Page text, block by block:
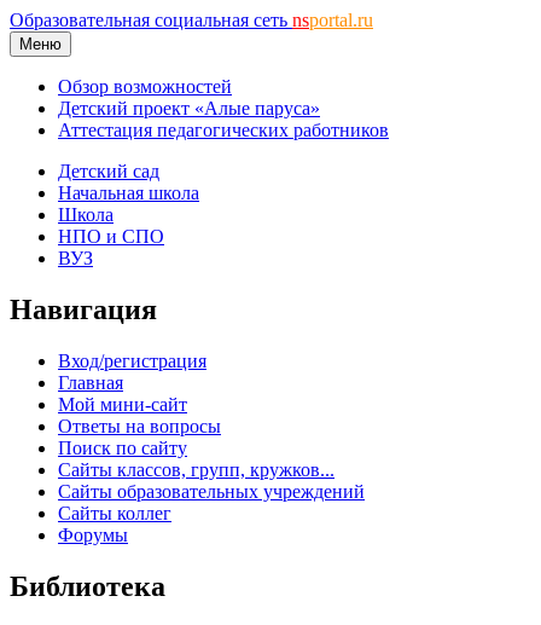
Образовательная социальная сеть nsportal.ru
Меню
Обзор возможностей
Детский проект «Алые паруса»
Аттестация педагогических работников
Детский сад
Начальная школа
Школа
НПО и СПО
ВУЗ
Навигация
Вход/регистрация
Главная
Мой мини-сайт
Ответы на вопросы
Поиск по сайту
Сайты классов, групп, кружков...
Сайты образовательных учреждений
Сайты коллег
Форумы
Библиотека